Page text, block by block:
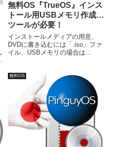
無料OS『TrueOS』インス
トール用USBメモリ作成…
ツールが必要！
インストールメディアの用意、
DVDに書き込むには「.iso」ファ
イル、USBメモリの場合は
「Win32 Disk Imager」を利用し
てUSBメモリに（Windowsソフ
ト）書き込みます。
無料OS